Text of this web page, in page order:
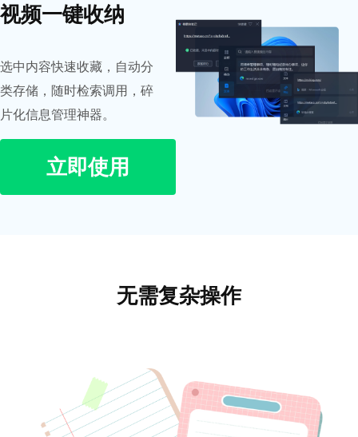
视频一键收纳
选中内容快速收藏，自动分
类存储，随时检索调用，碎
片化信息管理神器。
立即使用
无需复杂操作